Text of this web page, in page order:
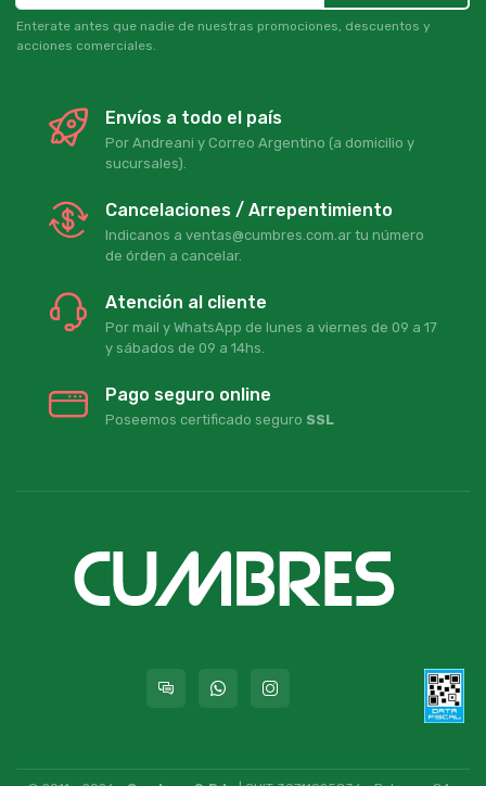
Enterate antes que nadie de nuestras promociones, descuentos y
acciones comerciales.
Envíos a todo el país
Por Andreani y Correo Argentino (a domicilio y
sucursales).
Cancelaciones / Arrepentimiento
Indicanos a ventas@cumbres.com.ar tu número
de órden a cancelar.
Atención al cliente
Por mail y WhatsApp de lunes a viernes de 09 a 17
y sábados de 09 a 14hs.
Pago seguro online
Poseemos certificado seguro SSL